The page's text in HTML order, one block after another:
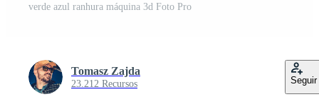
verde azul ranhura máquina 3d Foto Pro
Tomasz Zajda
23.212 Recursos Seguir